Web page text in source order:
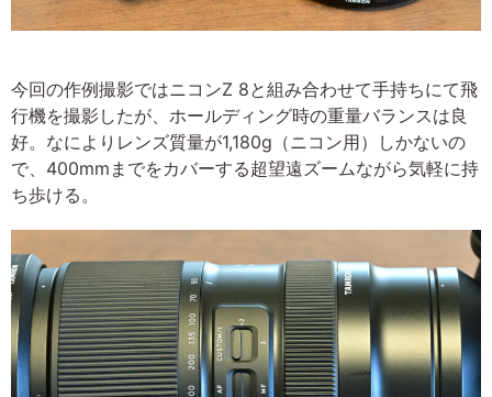
今回の作例撮影ではニコンZ 8と組み合わせて手持ちにて飛
行機を撮影したが、ホールディング時の重量バランスは良
好。なによりレンズ質量が1,180g（ニコン用）しかないの
で、400mmまでをカバーする超望遠ズームながら気軽に持
ち歩ける。